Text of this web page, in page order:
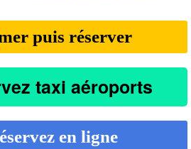
puis réserver
taxi aéroports
en ligne